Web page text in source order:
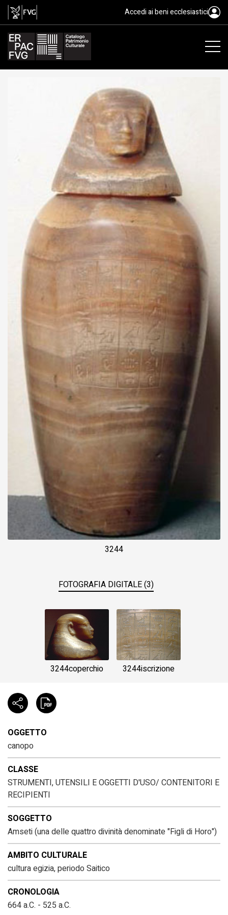
canopo, cultura egizia, VII-VI
Accedi ai beni ecclesiastici
3244
FOTOGRAFIA DIGITALE (3)
3244coperchio 3244iscrizione
OGGETTO
canopo
CLASSE
STRUMENTI, UTENSILI E OGGETTI D'USO/ CONTENITORI E
RECIPIENTI
SOGGETTO
Amseti (una delle quattro divinità denominate "Figli di Horo")
AMBITO CULTURALE
cultura egizia, periodo Saitico
CRONOLOGIA
664 a.C. - 525 a.C.